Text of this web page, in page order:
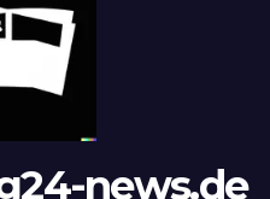
news.de